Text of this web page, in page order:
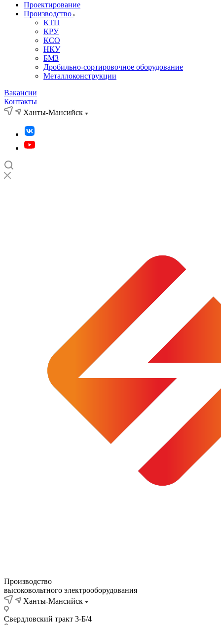
Проектирование
Производство
КТП
КРУ
КСО
НКУ
БМЗ
Дробильно-сортировочное оборудование
Металлоконструкции
Вакансии
Контакты
Ханты-Мансийск
Производство
высоковольтного электрооборудования
Ханты-Мансийск
Свердловский тракт 3-Б/4